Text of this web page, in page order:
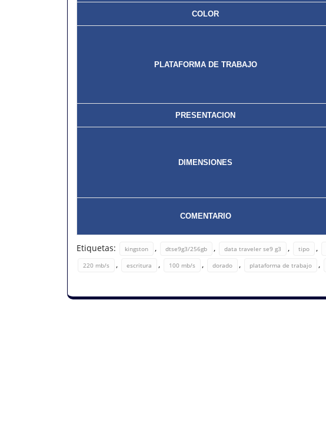
COLOR
PLATAFORMA DE TRABAJO
PRESENTACION
DIMENSIONES
COMENTARIO
Etiquetas: kingston , dtse9g3/256gb , data traveler se9 g3 , tipo ,
220 mb/s , escritura , 100 mb/s , dorado , plataforma de trabajo ,